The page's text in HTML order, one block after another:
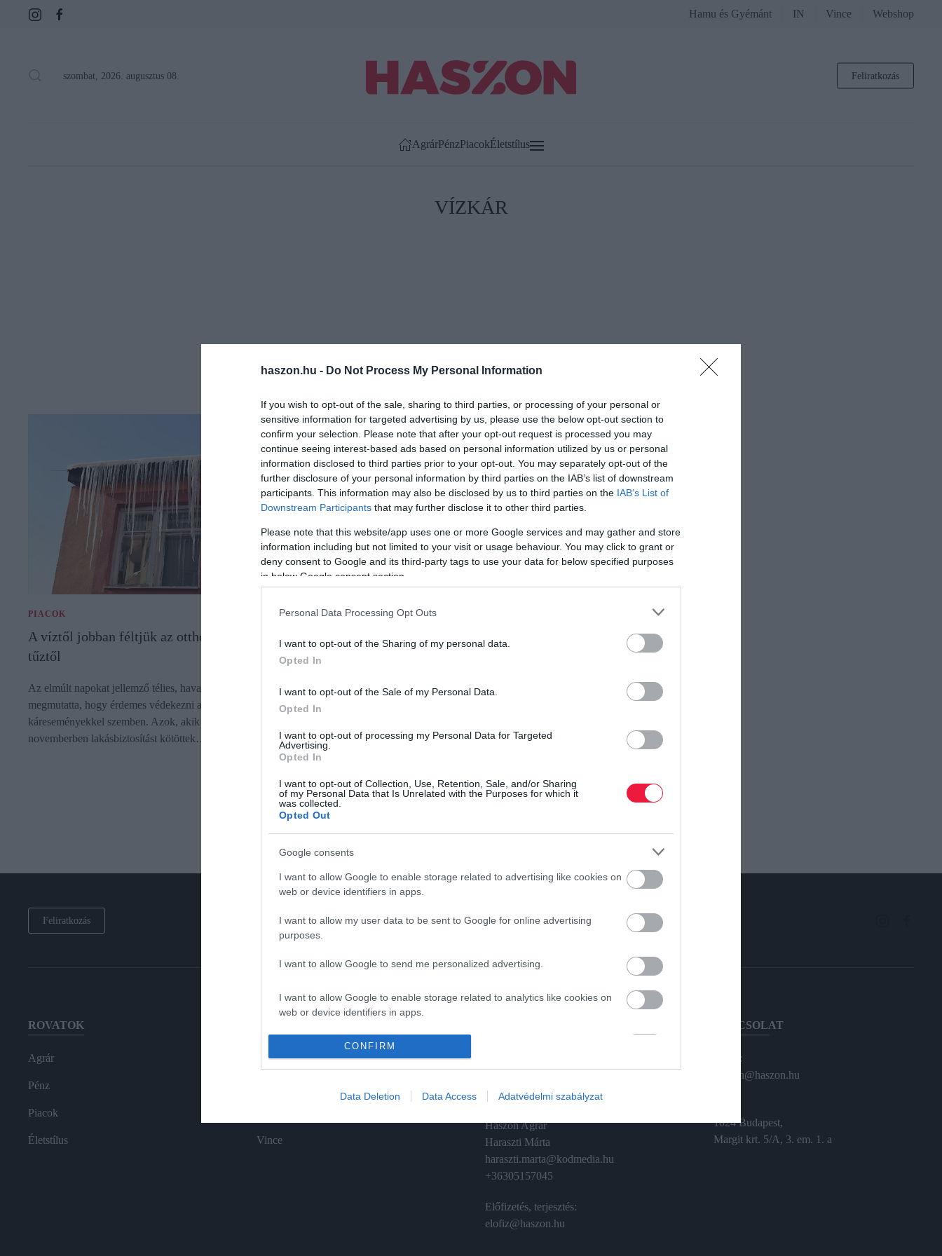
haszon.hu - Do Not Process My Personal Information
If you wish to opt-out of the sale, sharing to third parties, or processing of your personal or
sensitive information for targeted advertising by us, please use the below opt-out section to
confirm your selection. Please note that after your opt-out request is processed you may
continue seeing interest-based ads based on personal information utilized by us or personal
information disclosed to third parties prior to your opt-out. You may separately opt-out of the
further disclosure of your personal information by third parties on the IAB’s list of downstream
participants. This information may also be disclosed by us to third parties on the IAB’s List of
Downstream Participants that may further disclose it to other third parties.
Please note that this website/app uses one or more Google services and may gather and store
information including but not limited to your visit or usage behaviour. You may click to grant or
deny consent to Google and its third-party tags to use your data for below specified purposes
in below Google consent section.
Personal Data Processing Opt Outs
I want to opt-out of the Sharing of my personal data.
Opted In
I want to opt-out of the Sale of my Personal Data.
Opted In
I want to opt-out of processing my Personal Data for Targeted
Advertising.
Opted In
I want to opt-out of Collection, Use, Retention, Sale, and/or Sharing
of my Personal Data that Is Unrelated with the Purposes for which it
was collected.
Opted Out
Google consents
I want to allow Google to enable storage related to advertising like cookies on
web or device identifiers in apps.
I want to allow my user data to be sent to Google for online advertising
purposes.
I want to allow Google to send me personalized advertising.
I want to allow Google to enable storage related to analytics like cookies on
web or device identifiers in apps.
I want to allow Google to enable storage related to functionality of the website
authentication functionality and fraud prevention, and other user protection.
CONFIRM
Data Deletion Data Access Adatvédelmi szabályzat
Hamu és Gyémánt IN Vince Webshop
szombat, 2026. augusztus 08. Feliratkozás
AgrárPénzPiacokÉletstílus
VÍZKÁR
PIACOK
A víztől jobban féltjük az otthonunkat, mint a
tűztől
Az elmúlt napokat jellemző télies, havas időjárás ismét
megmutatta, hogy érdemes védekezni a különböző
káreseményekkel szemben. Azok, akik a Netrisknél
novemberben lakásbiztosítást kötöttek…
INNOVÁCIÓ
Ennyit bukik a világgazdaság 2050-re, ha nem
A világ legnagyobb gazdaságait sújtó aszályok, viharok és heves
Feliratkozás
ROVATOK
Agrár
Pénz
Piacok
Életstílus
Magazin-előfizetés
Vince
hirdetes@kodmedia.hu
Haszon Agrár
Haraszti Márta
haraszti.marta@kodmedia.hu
+36305157045
Előfizetés, terjesztés:
elofiz@haszon.hu
KAPCSOLAT
Email:
haszon@haszon.hu
1024 Budapest,
Margit krt. 5/A, 3. em. 1. a